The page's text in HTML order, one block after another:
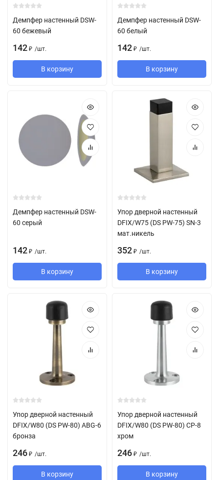
Демпфер настенный DSW-
60 бежевый
142 ₽ /шт.
В корзину
Демпфер настенный DSW-
60 белый
142 ₽ /шт.
В корзину
Демпфер настенный DSW-
60 серый
142 ₽ /шт.
В корзину
Упор дверной настенный
DFIX/W75 (DS PW-75) SN-3
мат.никель
352 ₽ /шт.
В корзину
Упор дверной настенный
DFIX/W80 (DS PW-80) ABG-6
бронза
246 ₽ /шт.
В корзину
Упор дверной настенный
DFIX/W80 (DS PW-80) CP-8
хром
246 ₽ /шт.
В корзину